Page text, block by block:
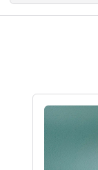
请参阅详情